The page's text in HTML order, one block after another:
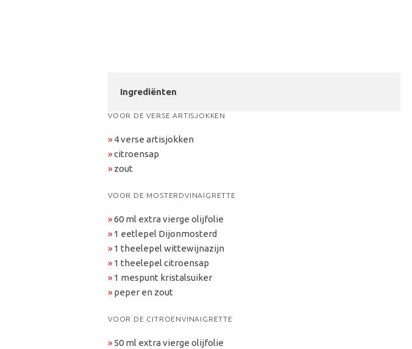
Ingrediënten
VOOR DE VERSE ARTISJOKKEN
» 4 verse artisjokken
»citroensap
» zout
VOOR DE MOSTERDVINAIGRETTE
»60 ml extra vierge olijfolie
» 1 eetlepel Dijonmosterd
» 1 theelepel wittewijnazijn
» 1 theelepel citroensap
» 1 mespunt kristalsuiker
» peper en zout
VOOR DE CITROENVINAIGRETTE
» 50 ml extra vierge olijfolie